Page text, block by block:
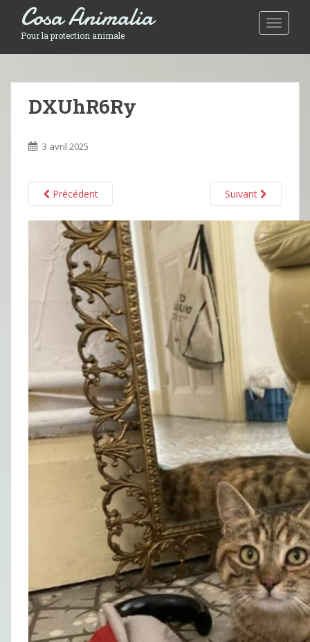
Toggle
Cosa Animalia
Pour la protection animale
DXUhR6Ry
3 avril 2025
Précédent Suivant